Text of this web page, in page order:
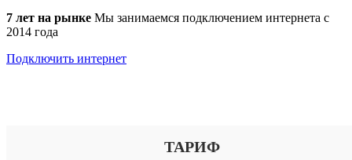
7 лет на рынке Мы занимаемся подключением интернета с
2014 года
Подключить интернет
ТАРИФ